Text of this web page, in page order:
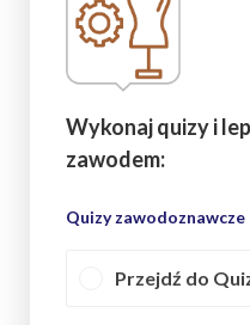
Wykonaj quizy i
zawodem:
Quizy zawodoznawcze
Przejdź do